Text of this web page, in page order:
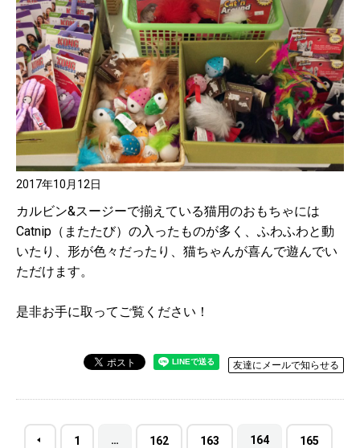
2017年10月12日
カルビン&スージーで揃えている猫用のおもちゃには
Catnip（またたび）の入ったものが多く、ふわふわと動
いたり、形が色々だったり、猫ちゃんが喜んで遊んでい
ただけます。
是非お手に取ってご覧ください！
友達にメールで知らせる
1 … 162 163 164 165